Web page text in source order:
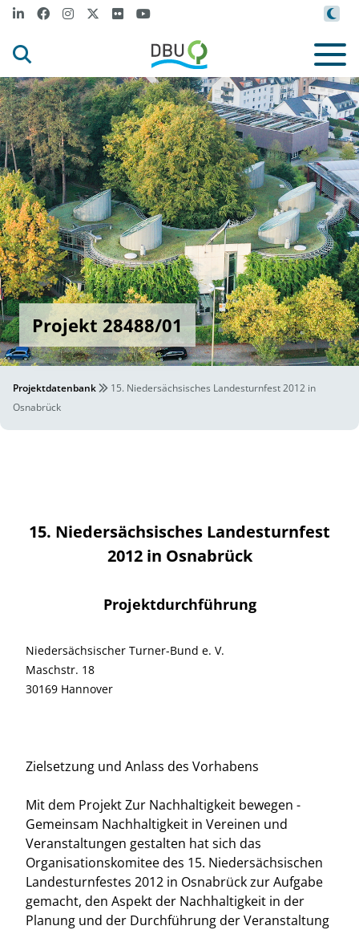
Projekt 28488/01
Projektdatenbank
15. Niedersächsisches Landesturnfest 2012 in
Osnabrück
15. Niedersächsisches Landesturnfest
2012 in Osnabrück
Projektdurchführung
Niedersächsischer Turner-Bund e. V.
Maschstr. 18
30169 Hannover
Zielsetzung und Anlass des Vorhabens
Mit dem Projekt Zur Nachhaltigkeit bewegen -
Gemeinsam Nachhaltigkeit in Vereinen und
Veranstaltungen gestalten hat sich das
Organisationskomitee des 15. Niedersächsischen
Landesturnfestes 2012 in Osnabrück zur Aufgabe
gemacht, den Aspekt der Nachhaltigkeit in der
Planung und der Durchführung der Veranstaltung